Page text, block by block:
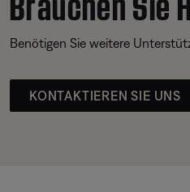
Benötigen Sie weitere
KONTAKTIEREN SIE UNS